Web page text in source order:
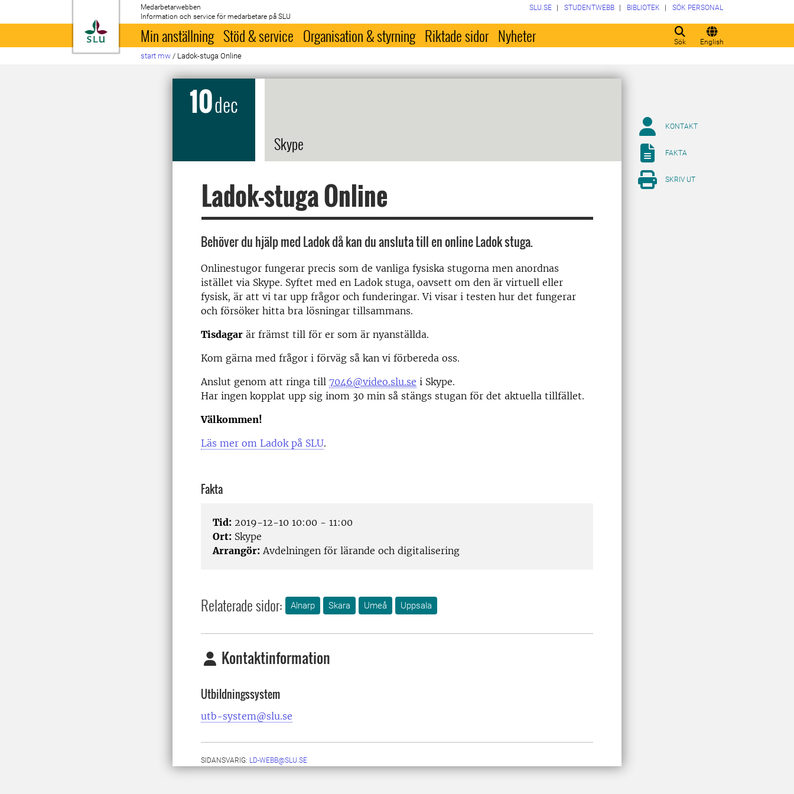
Till startsida
Medarbetarwebben
Information och service för medarbetare på SLU
Sök English
SLU.SE STUDENTWEBB BIBLIOTEK SÖK PERSONAL
Min anställning Stöd & service Organisation & styrning Riktade sidor Nyheter
start mw / Ladok-stuga Online
10dec
Skype
Ladok-stuga Online
Behöver du hjälp med Ladok då kan du ansluta till en online Ladok stuga.
Onlinestugor fungerar precis som de vanliga fysiska stugorna men anordnas
istället via Skype. Syftet med en Ladok stuga, oavsett om den är virtuell eller
fysisk, är att vi tar upp frågor och funderingar. Vi visar i testen hur det fungerar
och försöker hitta bra lösningar tillsammans.
Tisdagar är främst till för er som är nyanställda.
Kom gärna med frågor i förväg så kan vi förbereda oss.
Anslut genom att ringa till 7046@video.slu.se i Skype.
Har ingen kopplat upp sig inom 30 min så stängs stugan för det aktuella tillfället.
Välkommen!
Läs mer om Ladok på SLU.
Fakta
Tid: 2019-12-10 10:00 - 11:00
Ort: Skype
Arrangör: Avdelningen för lärande och digitalisering
Relaterade sidor: Alnarp Skara Umeå Uppsala
Kontaktinformation
Utbildningssystem
utb-system@slu.se
SIDANSVARIG: LD-WEBB@SLU.SE
KONTAKT
FAKTA
SKRIV UT